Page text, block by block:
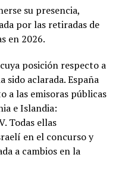
su presencia,
por las retiradas de
en 2026.
posición respecto a
sido aclarada. España
a las emisoras públicas
e Islandia:
Todas ellas
en el concurso y
a cambios en la